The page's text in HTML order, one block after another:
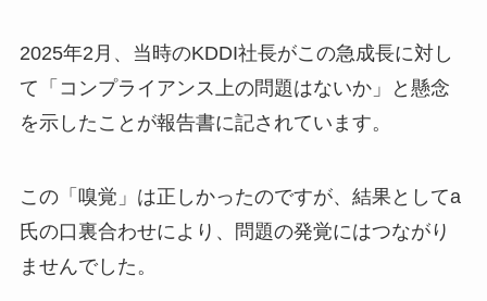
2025年2月、当時のKDDI社長がこの急成長に対し
て「コンプライアンス上の問題はないか」と懸念
を示したことが報告書に記されています。
この「嗅覚」は正しかったのですが、結果としてa
氏の口裏合わせにより、問題の発覚にはつながり
ませんでした。